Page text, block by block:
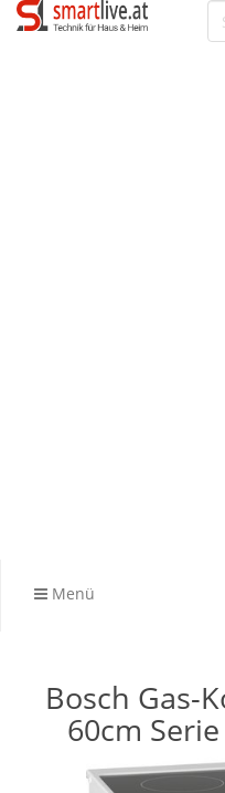
Menü
Bosch Gas-
60cm